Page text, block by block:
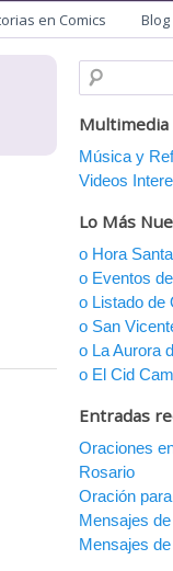
en Comics Blog
Multimedia
Música y
Videos
Lo Más
o Hora Santa
o Eventos
o Listado de
o San
o La Aurora
o El Cid
Entradas
Oraciones
Rosario
Oración
Mensajes
Mensajes